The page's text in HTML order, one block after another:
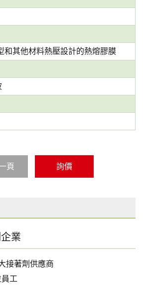
和其他材料熱壓設計的熱熔膠膜
頁 詢價
業
接著劑供應商
工